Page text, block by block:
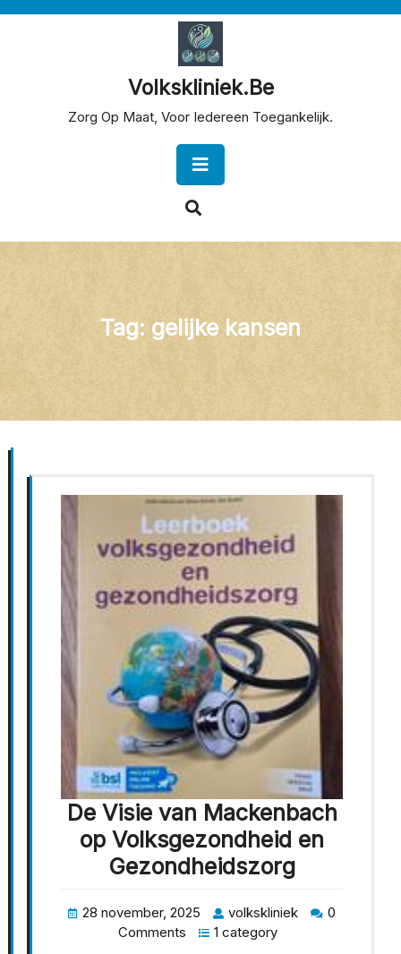
Volkskliniek.be
Zorg Op Maat, Voor Iedereen Toegankelijk.
Button
Tag: gelijke kansen
De Visie van Mackenbach
op Volksgezondheid en
Gezondheidszorg
28 november, 2025 volkskliniek
0
Comments
1 category